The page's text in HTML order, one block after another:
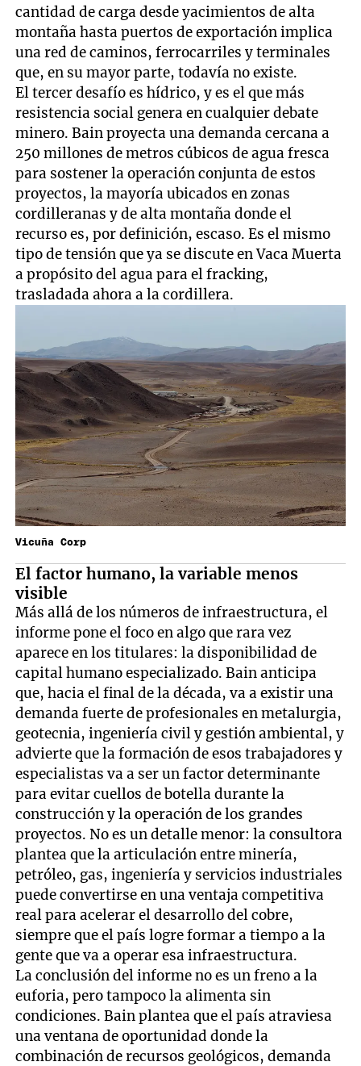
cantidad de carga desde yacimientos de alta
montaña hasta puertos de exportación implica
una red de caminos, ferrocarriles y terminales
que, en su mayor parte, todavía no existe.
El tercer desafío es hídrico, y es el que más
resistencia social genera en cualquier debate
minero. Bain proyecta una demanda cercana a
250 millones de metros cúbicos de agua fresca
para sostener la operación conjunta de estos
proyectos, la mayoría ubicados en zonas
cordilleranas y de alta montaña donde el
recurso es, por definición, escaso. Es el mismo
tipo de tensión que ya se discute en Vaca Muerta
a propósito del agua para el fracking,
trasladada ahora a la cordillera.
Vicuña Corp
El factor humano, la variable menos
visible
Más allá de los números de infraestructura, el
informe pone el foco en algo que rara vez
aparece en los titulares: la disponibilidad de
capital humano especializado. Bain anticipa
que, hacia el final de la década, va a existir una
demanda fuerte de profesionales en metalurgia,
geotecnia, ingeniería civil y gestión ambiental, y
advierte que la formación de esos trabajadores y
especialistas va a ser un factor determinante
para evitar cuellos de botella durante la
construcción y la operación de los grandes
proyectos. No es un detalle menor: la consultora
plantea que la articulación entre minería,
petróleo, gas, ingeniería y servicios industriales
puede convertirse en una ventaja competitiva
real para acelerar el desarrollo del cobre,
siempre que el país logre formar a tiempo a la
gente que va a operar esa infraestructura.
La conclusión del informe no es un freno a la
euforia, pero tampoco la alimenta sin
condiciones. Bain plantea que el país atraviesa
una ventana de oportunidad donde la
combinación de recursos geológicos, demanda